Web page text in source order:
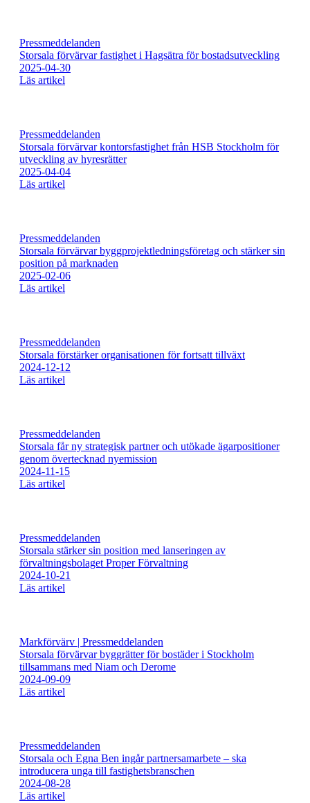
Pressmeddelanden
Storsala förvärvar fastighet i Hagsätra för bostadsutveckling
2025-04-30
Läs artikel
Pressmeddelanden
Storsala förvärvar kontorsfastighet från HSB Stockholm för
utveckling av hyresrätter​
2025-04-04
Läs artikel
Pressmeddelanden
Storsala förvärvar byggprojektledningsföretag och stärker sin
position på marknaden
2025-02-06
Läs artikel
Pressmeddelanden
Storsala förstärker organisationen för fortsatt tillväxt
2024-12-12
Läs artikel
Pressmeddelanden
Storsala får ny strategisk partner och utökade ägarpositioner
genom övertecknad nyemission
2024-11-15
Läs artikel
Pressmeddelanden
Storsala stärker sin position med lanseringen av
förvaltningsbolaget Proper Förvaltning
2024-10-21
Läs artikel
Markförvärv | Pressmeddelanden
Storsala förvärvar byggrätter för bostäder i Stockholm
tillsammans med Niam och Derome
2024-09-09
Läs artikel
Pressmeddelanden
Storsala och Egna Ben ingår partnersamarbete – ska
introducera unga till fastighetsbranschen
2024-08-28
Läs artikel